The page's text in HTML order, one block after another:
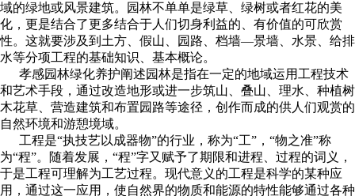
域的绿地或风景建筑。园林不单单是绿草、绿树或者红花的美
化，更是结合了更多结合于人们切身利益的、有价值的可欣赏
性。这就要涉及到土方、假山、园路、档墙—景墙、水景、给排
水等分项工程的基础知识、基本概论。
孝感园林绿化养护阐述园林是指在一定的地域运用工程技术
和艺术手段，通过改造地形或进一步筑山、叠山、理水、种植树
木花草、营造建筑和布置园路等途径，创作而成的供人们观赏的
自然环境和游憩境域。
工程是“执技艺以成器物”的行业，称为“工”，“物之准”称
为“程”。随着发展，“程”字又赋予了期限和进程、过程的词义，
于是工程可理解为工艺过程。现代意义的工程是科学的某种应
用，通过这一应用，使自然界的物质和能源的特性能够通过各种